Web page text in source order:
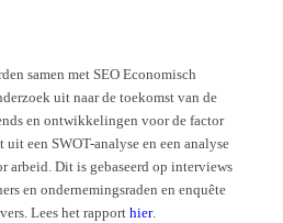
samen met SEO Economisch
uit naar de toekomst van de
en ontwikkelingen voor de factor
een SWOT-analyse en een analyse
arbeid. Dit is gebaseerd op interviews
en ondernemingsraden en enquête
Lees het rapport hier.